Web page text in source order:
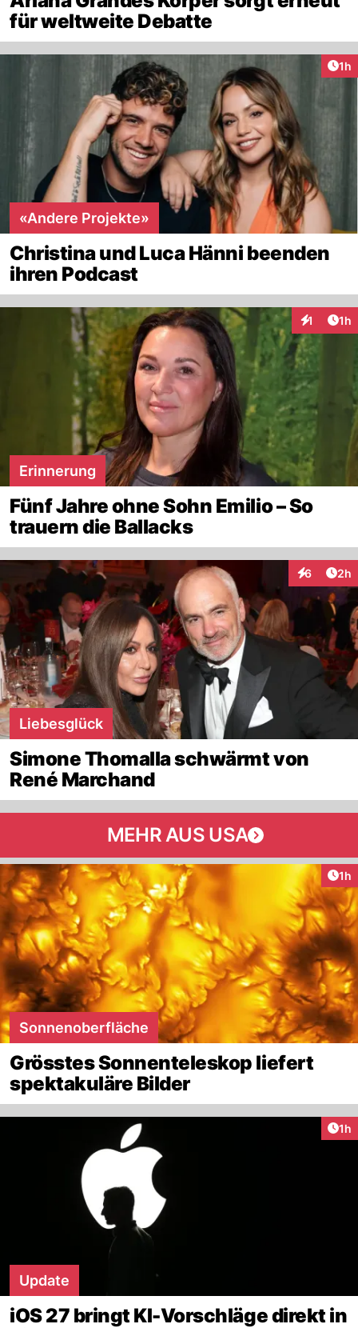
für weltweite Debatte
1h
«Andere Projekte»
Christina und Luca Hänni beenden
ihren Podcast
1 1h
Erinnerung
Fünf Jahre ohne Sohn Emilio – So
trauern die Ballacks
6 2h
Liebesglück
Simone Thomalla schwärmt von
René Marchand
MEHR AUS USA
1h
Sonnenoberfläche
Grösstes Sonnenteleskop liefert
spektakuläre Bilder
1h
Update
iOS 27 bringt KI-Vorschläge direkt in